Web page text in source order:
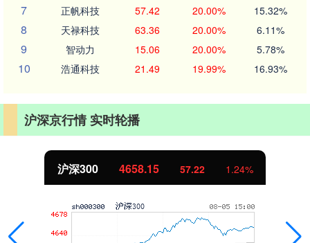
7 正帆科技 57.42 20.00% 15.32%
8 天禄科技 63.36 20.00% 6.11%
9 智动力 15.06 20.00% 5.78%
10 浩通科技 21.49 19.99% 16.93%
沪深京行情 实时轮播
北证50 1119.46 25.97 2.38%